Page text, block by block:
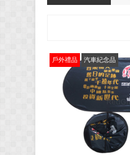
戶外禮品 汽車紀念品